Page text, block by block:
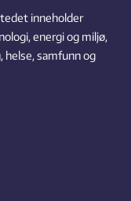
inneholder
energi og miljø,
helse, samfunn og